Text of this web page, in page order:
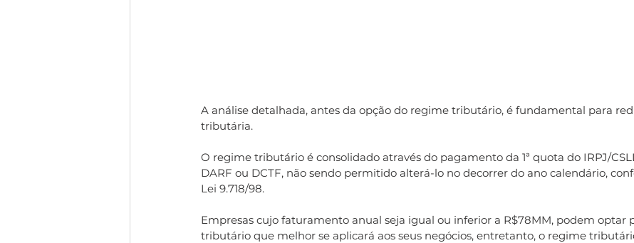
A análise detalhada, antes da opção do regime tributário, é fundamental para
tributária.
O regime tributário é consolidado através do pagamento da 1ª quota do IRPJ/
DARF ou DCTF, não sendo permitido alterá-lo no decorrer do ano calendário,
Lei 9.718/98.
Empresas cujo faturamento anual seja igual ou inferior a R$78MM, podem optar
tributário que melhor se aplicará aos seus negócios, entretanto, o regime